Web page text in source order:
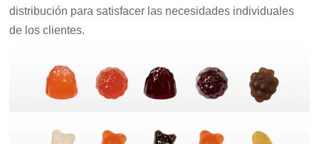
distribución para satisfacer las necesidades individuales
de los clientes.